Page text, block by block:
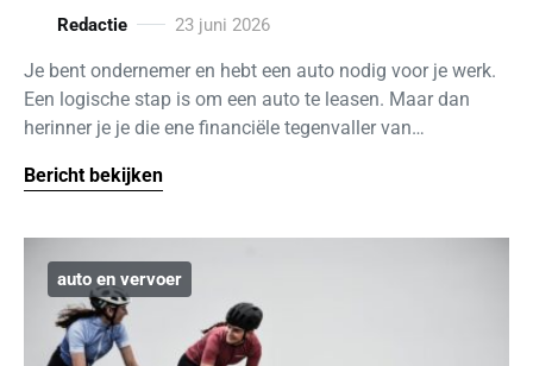
Redactie 23 juni 2026
Je bent ondernemer en hebt een auto nodig voor je werk.
Een logische stap is om een auto te leasen. Maar dan
herinner je je die ene financiële tegenvaller van…
Bericht bekijken
auto en vervoer